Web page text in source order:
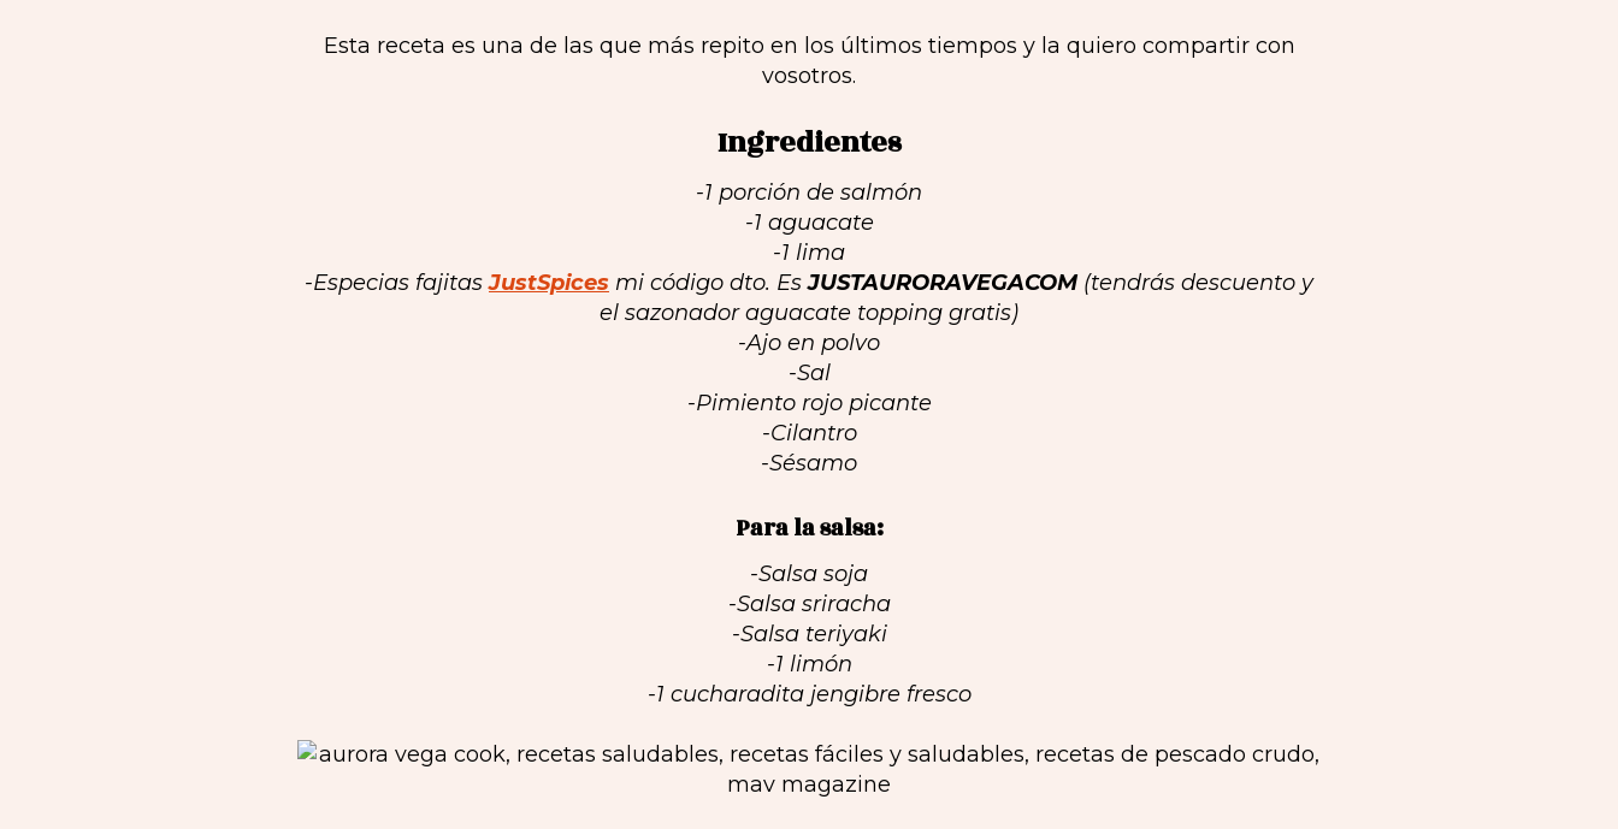
Esta receta es una de las que más repito en los últimos tiempos y la quiero compartir con
vosotros.
Ingredientes
-1 porción de salmón
-1 aguacate
-1 lima
-Especias fajitasJustSpices mi código dto. EsJUSTAURORAVEGACOM(tendrás descuento y
el sazonador aguacate topping gratis)
-Ajo en polvo
-Sal
-Pimiento rojo picante
-Cilantro
-Sésamo
Para la salsa:
-Salsa soja
-Salsa sriracha
-Salsa teriyaki
-1 limón
-1 cucharadita jengibre fresco